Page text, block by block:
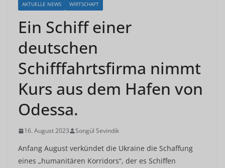
AKTUELLE NEWS WIRTSCHAFT
Ein Schiff einer
deutschen
Schifffahrtsfirma nimmt
Kurs aus dem Hafen von
Odessa.
16. August 2023 Songül Sevindik
Anfang August verkündet die Ukraine die Schaffung
eines „humanitären Korridors“, der es Schiffen